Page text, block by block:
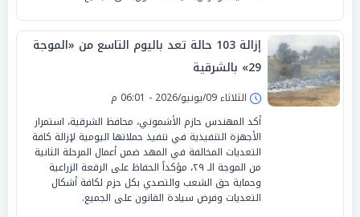
إزالة 103 حالة تعد باليوم التاسع من «الموجة
29» بالشرقية
الثلاثاء 09/يونيو/2026 - 06:01 م
​أكد المهندس حازم الأشموني، محافظ الشرقية، استمرار
الأجهزة التنفيذية في تنفيذ حملاتها اليومية لإزالة كافة
التعديات المخالفة في المهد ضمن أعمال المرحلة الثانية
من الموجة الـ ٢٩، مؤكداً الحفاظ على الرقعة الزراعية
وحماية حق الشعب والتصدي بكل حزم لكافة أشكال
التعديات وفرض سيادة القانون على الجميع.